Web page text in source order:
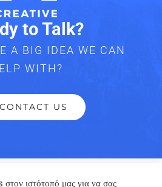
to Talk?
A BIG IDEA WE CAN
WITH?
CONTACT US
ιστότοπό μας για να σας